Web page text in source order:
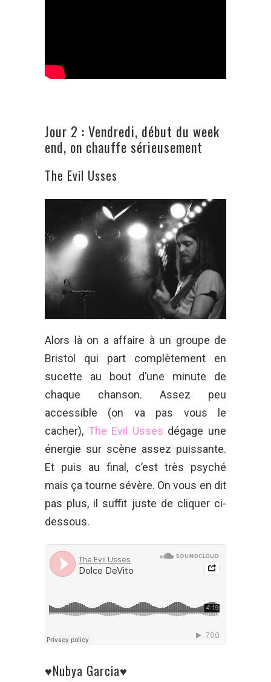
Jour 2 : Vendredi, début du week
end, on chauffe sérieusement
The Evil Usses
Alors là on a affaire à un groupe de
Bristol qui part complètement en
sucette au bout d’une minute de
chaque chanson. Assez peu
accessible (on va pas vous le
cacher), The Evil Usses dégage une
énergie sur scène assez puissante.
Et puis au final, c’est très psyché
mais ça tourne sévère. On vous en dit
pas plus, il suffit juste de cliquer ci-
dessous.
♥Nubya Garcia♥